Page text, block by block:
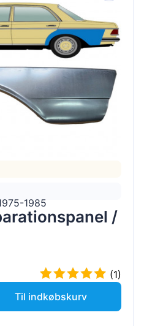
1985
/
(1)
Til indkøbskurv